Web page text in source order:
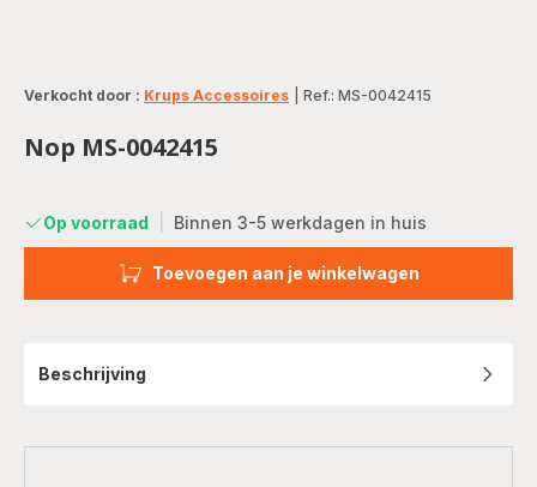
Verkocht door : Krups Accessoires Ref.: MS-0042415
Nop MS-0042415
Op voorraad Binnen 3-5 werkdagen in huis
Toevoegen aan je winkelwagen
Beschrijving